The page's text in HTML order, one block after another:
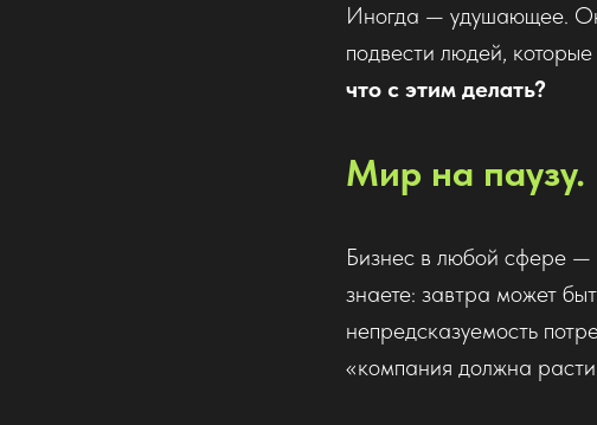
Иногда — удушающее.
подвести людей,
что с этим делать?
Мир на
Бизнес в любой сфере —
знаете: завтра может
непредсказуемость
«компания должна